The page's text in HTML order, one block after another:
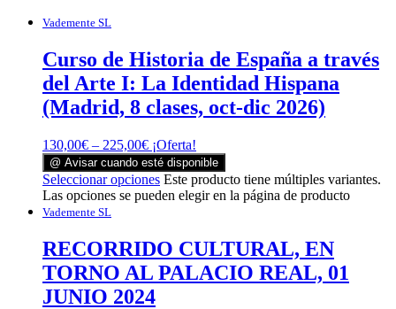
Vademente SL
Curso de Historia de España a través
del Arte I: La Identidad Hispana
(Madrid, 8 clases, oct-dic 2026)
130,00€ – 225,00€ ¡Oferta!
@ Avisar cuando esté disponible
Seleccionar opciones Este producto tiene múltiples variantes.
Las opciones se pueden elegir en la página de producto
Vademente SL
RECORRIDO CULTURAL, EN
TORNO AL PALACIO REAL, 01
JUNIO 2024